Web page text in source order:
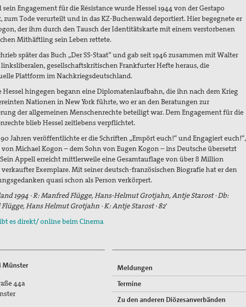
Engagement für die Résistance wurde Hessel 1944 von der Gestapo
zum Tode verurteilt und in das KZ-Buchenwald deportiert. Hier begegnete er
der ihm durch den Tausch der Identitätskarte mit einem verstorbenen
Mithäftling sein Leben rettete.
später das Buch „Der SS-Staat“ und gab seit 1946 zusammen mit Walter
gesellschaftskritischen Frankfurter Hefte heraus, die
Plattform im Nachkriegsdeutschland.
Hessel hingegen begann eine Diplomatenlaufbahn, die ihn nach dem Krieg
Nationen in New York führte, wo er an den Beratungen zur
der allgemeinen Menschenrechte beteiligt war. Dem Engagement für die
blieb Hessel zeitlebens verpflichtet.
Jahren veröffentlichte er die Schriften „Empört euch!“ und Engagiert euch!“,
von Michael Kogon – dem Sohn von Eugen Kogon – ins Deutsche übersetzt
Appell erreicht mittlerweile eine Gesamtauflage von über 8 Million
Exemplare. Mit seiner deutsch-französischen Biografie hat er den
quasi schon als Person verkörpert.
1994 · R: Manfred Flügge, Hans-Helmut Grotjahn, Antje Starost · Db:
Hans Helmut Grotjahn · K: Antje Starost · 82′
es direkt/ online beim Cinema
Münster
44a
Meldungen
Termine
Zu den anderen Diözesanverbänden